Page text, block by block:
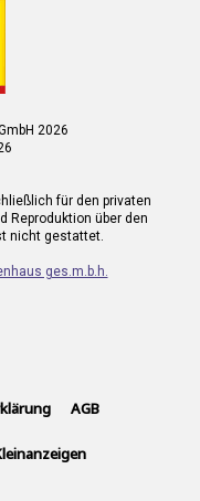
2026
für den privaten
Reproduktion über den
nicht gestattet.
ges.m.b.h.
AGB